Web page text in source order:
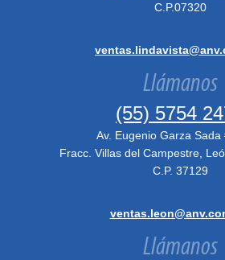
C.P.07320
Llámanos
(55) 5754
Av. Eugenio Garza Sada
Fracc. Villas del Campestre,
C.P. 37129
Llámanos